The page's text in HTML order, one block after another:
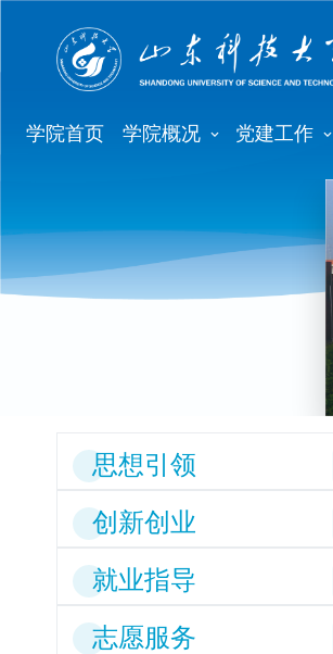
学院首页 学院概况 党建工作
思想引领
创新创业
就业指导
志愿服务